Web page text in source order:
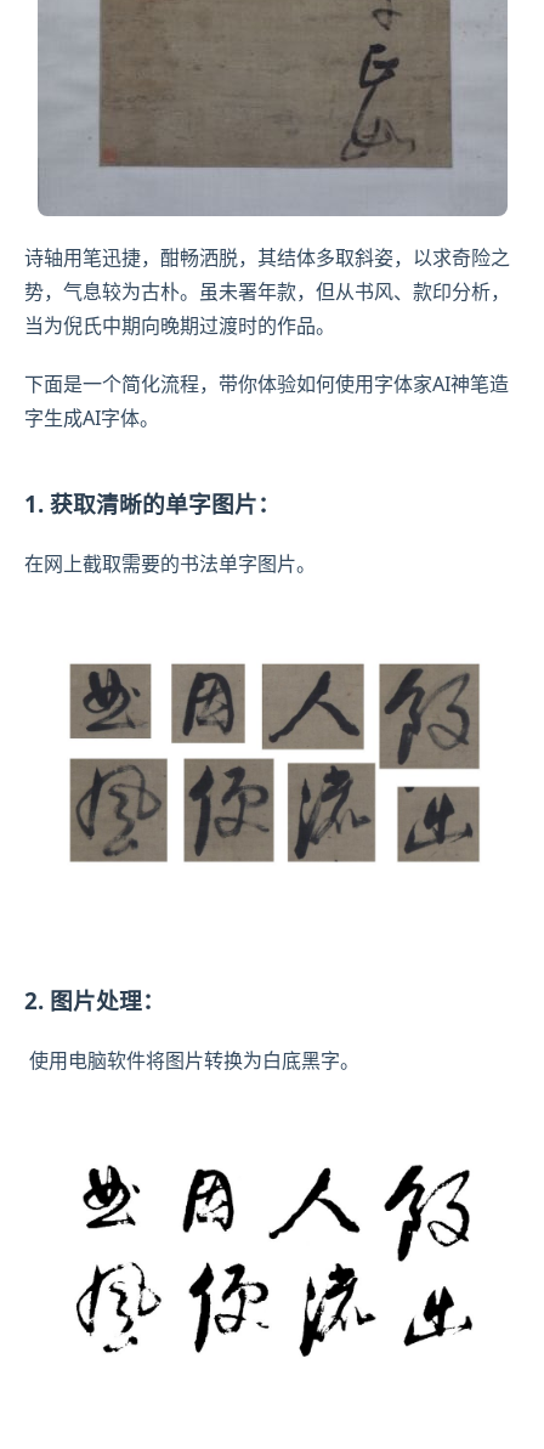
诗轴用笔迅捷，酣畅洒脱，其结体多取斜姿，以求奇险之
势，气息较为古朴。虽未署年款，但从书风、款印分析，
当为倪氏中期向晚期过渡时的作品。
下面是一个简化流程，带你体验如何使用字体家AI神笔造
字生成AI字体。
1. 获取清晰的单字图片：
在网上截取需要的书法单字图片。
2. 图片处理：
使用电脑软件将图片转换为白底黑字。